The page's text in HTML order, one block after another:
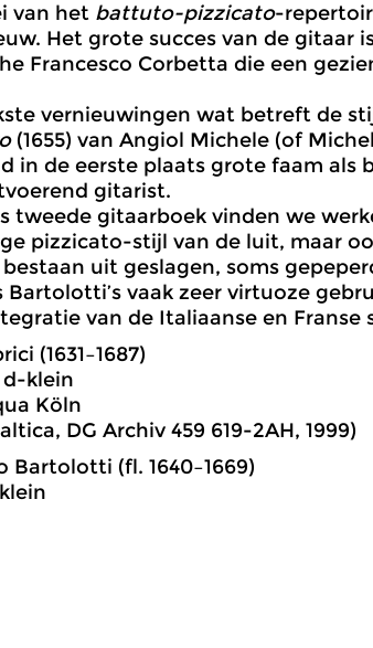
van het battuto-pizzicato-
Het grote succes van de gitaar
Francesco Corbetta die een
vernieuwingen wat betreft de
(1655) van Angiol Michele (of
in de eerste plaats grote faam als
gitarist.
tweede gitaarboek vinden we
pizzicato-stijl van de luit, maar
uit geslagen, soms
Bartolotti’s vaak zeer virtuoze
van de Italiaanse en Franse
(1631–1687)
d-klein
Köln
DG Archiv 459 619-2AH, 1999)
Bartolotti (fl. 1640–1669)